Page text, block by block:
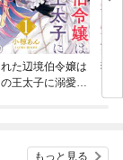
た辺境伯令嬢は
王太子に溺愛さ
猛
もっと見る